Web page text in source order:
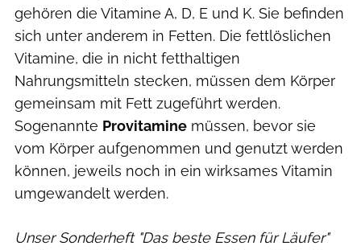
gehören die Vitamine A, D, E und K. Sie befinden
sich unter anderem in Fetten. Die fettlöslichen
Vitamine, die in nicht fetthaltigen
Nahrungsmitteln stecken, müssen dem Körper
gemeinsam mit Fett zugeführt werden.
Sogenannte Provitamine müssen, bevor sie
vom Körper aufgenommen und genutzt werden
können, jeweils noch in ein wirksames Vitamin
umgewandelt werden.
Unser Sonderheft "Das beste Essen für Läufer"